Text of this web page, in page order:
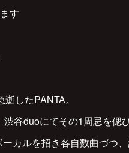
ます
したPANTA。
谷duoにてその1周忌を偲
カルを招き各自数曲づつ